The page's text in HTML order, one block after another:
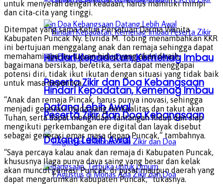
Hindari Kepadatan, Kemenag Imbau
Peserta Zikir dan Doa Kebangsaan
Datang Lebih Awal
Hindari Kepadatan, Kemenag Imbau
Peserta Zikir dan Doa Kebangsaan
Datang Lebih Awal
untuk menyerah dengan keadaan, harus mamiliki mimpi
dan cita-cita yang tinggi.
Ditempat yang sama Ketua Persatuan Darma Wanita
Kabupaten Puncak Ny. Elvrida M. Tobing menambahkan KKR
ini bertujuan menggalang anak dan remaja sehingga dapat
memahami apa itu tujuan hidup yang akan diraih,
bagaimana bersikap, beretika, serta dapat menggapai
potensi diri, tidak ikut ikutan dengan situasi yang tidak baik
untuk masa depannya.
“Anak dan remaja Pincak, harus punya inovasi, sehingga
menjadi generasi muda yang berkualitas dan takut akan
Tuhan, serta dapat menghdapi tantangan hidup dan siap
mengikuti perkembangan ere digital dan layak disebut
sebagai generasi emas masa depan Puncak,” tambahnya.
“Saya percaya kalau anak dan remaja di Kabupaten Puncak,
khususnya Ilaga punya daya saing yang besar dan kelak
akan muncul genrasi Puncak, di pusat maupun daerah yang
dapat mengarumkan kabupaten Puncak,” tukasnya.